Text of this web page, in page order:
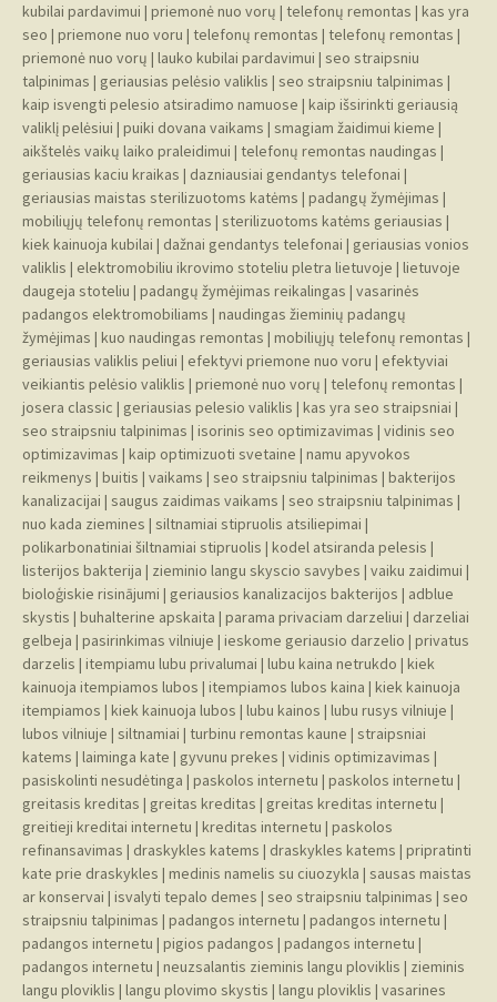
kubilai pardavimui | priemonė nuo vorų | telefonų remontas | kas yra
seo | priemone nuo voru | telefonų remontas | telefonų remontas |
priemonė nuo vorų | lauko kubilai pardavimui | seo straipsniu
talpinimas | geriausias pelėsio valiklis | seo straipsniu talpinimas |
kaip isvengti pelesio atsiradimo namuose | kaip išsirinkti geriausią
valiklį pelėsiui | puiki dovana vaikams | smagiam žaidimui kieme |
aikštelės vaikų laiko praleidimui | telefonų remontas naudingas |
geriausias kaciu kraikas | dazniausiai gendantys telefonai |
geriausias maistas sterilizuotoms katėms | padangų žymėjimas |
mobiliųjų telefonų remontas | sterilizuotoms katėms geriausias |
kiek kainuoja kubilai | dažnai gendantys telefonai | geriausias vonios
valiklis | elektromobiliu ikrovimo stoteliu pletra lietuvoje | lietuvoje
daugeja stoteliu | padangų žymėjimas reikalingas | vasarinės
padangos elektromobiliams | naudingas žieminių padangų
žymėjimas | kuo naudingas remontas | mobiliųjų telefonų remontas |
geriausias valiklis peliui | efektyvi priemone nuo voru | efektyviai
veikiantis pelėsio valiklis | priemonė nuo vorų | telefonų remontas |
josera classic | geriausias pelesio valiklis | kas yra seo straipsniai |
seo straipsniu talpinimas | isorinis seo optimizavimas | vidinis seo
optimizavimas | kaip optimizuoti svetaine | namu apyvokos
reikmenys | buitis | vaikams | seo straipsniu talpinimas | bakterijos
kanalizacijai | saugus zaidimas vaikams | seo straipsniu talpinimas |
nuo kada ziemines | siltnamiai stipruolis atsiliepimai |
polikarbonatiniai šiltnamiai stipruolis | kodel atsiranda pelesis |
listerijos bakterija | zieminio langu skyscio savybes | vaiku zaidimui |
bioloģiskie risinājumi | geriausios kanalizacijos bakterijos | adblue
skystis | buhalterine apskaita | parama privaciam darzeliui | darzeliai
gelbeja | pasirinkimas vilniuje | ieskome geriausio darzelio | privatus
darzelis | itempiamu lubu privalumai | lubu kaina netrukdo | kiek
kainuoja itempiamos lubos | itempiamos lubos kaina | kiek kainuoja
itempiamos | kiek kainuoja lubos | lubu kainos | lubu rusys vilniuje |
lubos vilniuje | siltnamiai | turbinu remontas kaune | straipsniai
katems | laiminga kate | gyvunu prekes | vidinis optimizavimas |
pasiskolinti nesudėtinga | paskolos internetu | paskolos internetu |
greitasis kreditas | greitas kreditas | greitas kreditas internetu |
greitieji kreditai internetu | kreditas internetu | paskolos
refinansavimas | draskykles katems | draskykles katems | pripratinti
kate prie draskykles | medinis namelis su ciuozykla | sausas maistas
ar konservai | isvalyti tepalo demes | seo straipsniu talpinimas | seo
straipsniu talpinimas | padangos internetu | padangos internetu |
padangos internetu | pigios padangos | padangos internetu |
padangos internetu | neuzsalantis zieminis langu ploviklis | zieminis
langu ploviklis | langu plovimo skystis | langu ploviklis | vasarines